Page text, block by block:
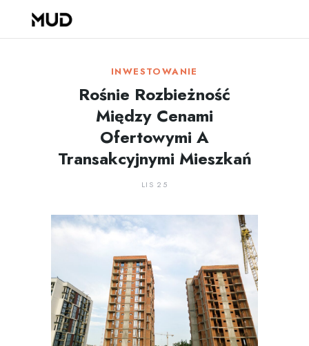
INWESTOWANIE
Rośnie Rozbieżność
Między Cenami
Ofertowymi A
Transakcyjnymi Mieszkań
LIS 25